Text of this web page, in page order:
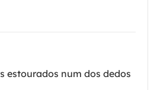
estourados num dos dedos